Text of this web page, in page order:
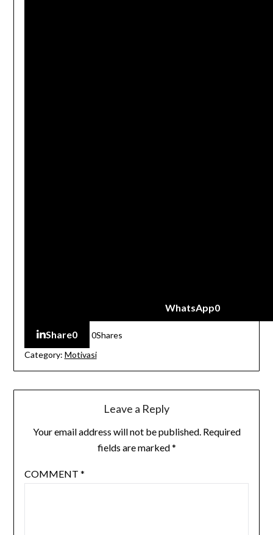
WhatsApp0
Share0 0Shares
Category: Motivasi
Leave a Reply
Your email address will not be published. Required
fields are marked*
COMMENT *